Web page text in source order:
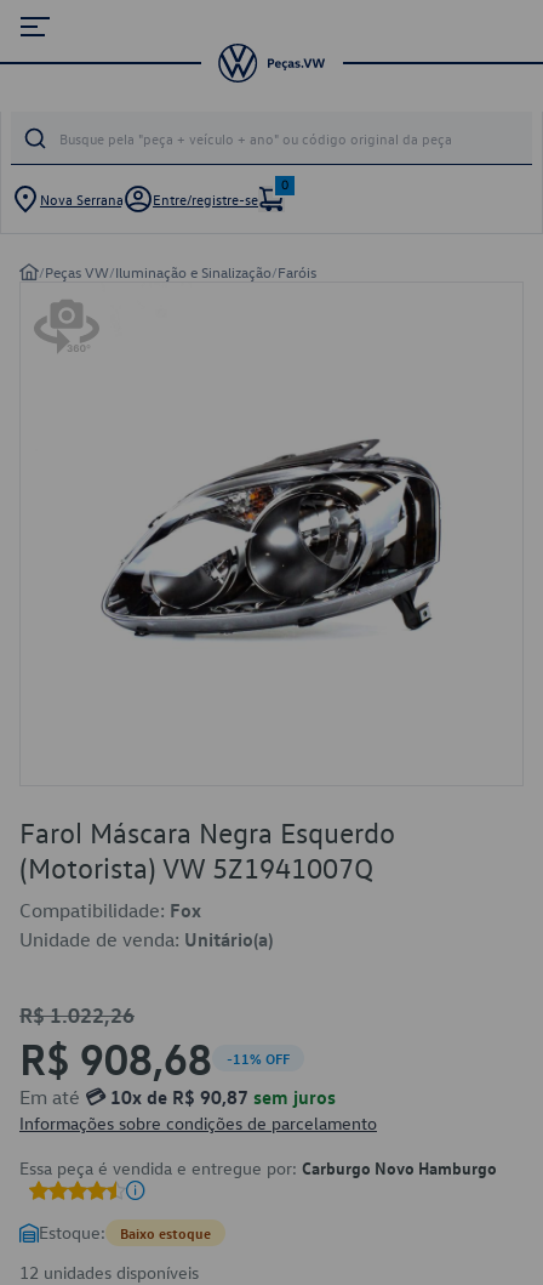
Nova Serrana Entre/registre-se
0
/Peças VW/Iluminação e Sinalização/Faróis
Farol Máscara Negra Esquerdo
(Motorista) VW 5Z1941007Q
Compatibilidade: Fox
Unidade de venda: Unitário(a)
R$ 1.022,26
R$ 908,68 -11% OFF
Em até 💳 10x de R$ 90,87 sem juros
Informações sobre condições de parcelamento
Essa peça é vendida e entregue por: Carburgo Novo Hamburgo
Estoque: Baixo estoque
12 unidades disponíveis